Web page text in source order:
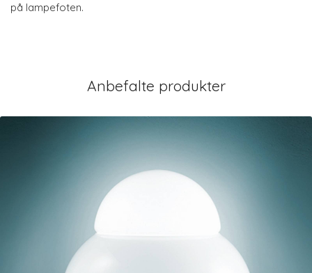
på lampefoten.
Anbefalte produkter